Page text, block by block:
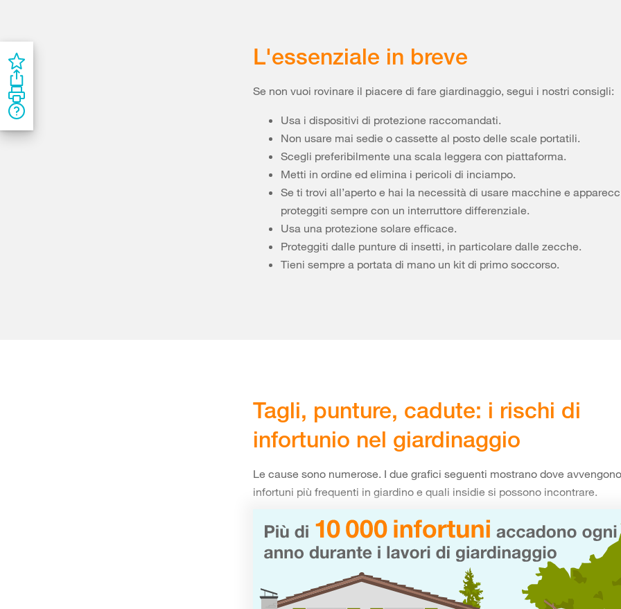
L'essenziale in breve
Se non vuoi rovinare il piacere di fare giardinaggio, segui i nostri consigli:
Usa i dispositivi di protezione raccomandati.
Non usare mai sedie o cassette al posto delle scale portatili.
Scegli preferibilmente una scala leggera con piattaforma.
Metti in ordine ed elimina i pericoli di inciampo.
Se ti trovi all’aperto e hai la necessità di usare macchine e
proteggiti sempre con un interruttore differenziale.
Usa una protezione solare efficace.
Proteggiti dalle punture di insetti, in particolare dalle zecche.
Tieni sempre a portata di mano un kit di primo soccorso.
Tagli, punture, cadute: i rischi di
infortunio nel giardinaggio
Le cause sono numerose. I due grafici seguenti mostrano dove
infortuni più frequenti in giardino e quali insidie si possono incontrare.